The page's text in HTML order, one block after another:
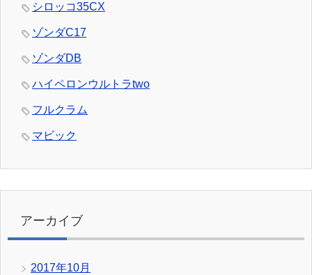
シロッコ35CX
ゾンダC17
ゾンダDB
ハイペロンウルトラtwo
フルクラム
マビック
アーカイブ
2017年10月